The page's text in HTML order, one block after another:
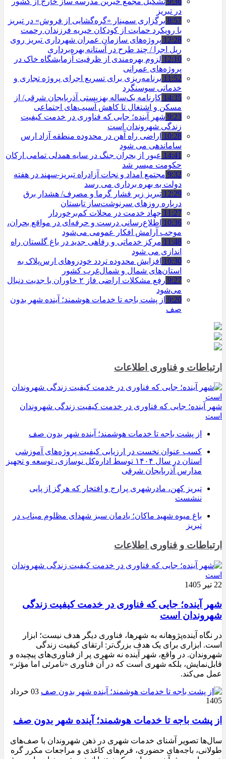
در تبریز
8:57 برگزاری سمینار «گره‌گشایی از فروش» در تبریز
با رویکرد حمایت از کودکان خیریه فرزندان رحمت
12:28 پروژه‌های سازمان عمران شهرداری تبریز روی
ریل اجرا / چند طرح در آستانه بهره‌برداری
12:10 لزوم بهره‌مندی از ظرفیت آزمایشگاه خاک در
پروژه‌های عمرانی
11:52 برنامه‌ریزی برای تسریع اجرای پروژه تجاری و
خدماتی سوسنگرد
14:35 کارنامه یک‌ساله بهزیستی آذربایجان شرقی/ از
مسکن و اشتغال تا کاهش آسیب‌های اجتماعی
9:23 شهر آینده؛ جایی که فناوری در خدمت کیفیت
زندگی شهروندان است
10:28 اراضی راه آهن در محدوده منطقه آزاد ارس
ساماندهی می شود
14:41 عبور از بحران جنگ در سایه همدلی تمامی ارکان
حکومت میسر شد
9:32 مجتمع امداد و نجات آزادراه تبریز-سهند در هفته
دولت به بهره ‌برداری می‌ رسد
12:29 تبریز زیر فشار گرما و مصرف/ هشدار برق
درباره روزهای سرنوشت‌ساز تابستان
11:27 جهاد خدمت در محلات کم‌برخوردار
10:36 اطلاع‌رسانی درست و حرفه‌ای در مواقع بحران،
موجب آرامش افکار عمومی می‌شود
11:48 مرکز خدماتی و رفاهی جدید در باغ گلستان راه
اندازی می شود
10:30 افزایش محدوده تردد خودروهای ارس‌پلاک به
استان‌های شمال و شمال‌غرب کشور
9:27
رفع مشکلات اراضی فاز ۲ خاوران با جدیت دنبال
می‌شود
9:20 از پشت باجه تا خدمات هوشمند؛ آینده شهر بدون
صف
ارتباطات و فناوری اطلاعات
شهر آینده؛ جایی که فناوری در خدمت کیفیت زندگی شهروندان
است
از پشت باجه تا خدمات هوشمند؛ آینده شهر بدون صف
کسب عنوان نخست در ارزیابی کیفیت پروژه‌های آموزشی
استان در سال ۱۴۰۴ توسط اداره‌کل نوسازی، توسعه و تجهیز
مدارس آذربایجان شرقی
تبریز کهن، مادرشهری پرارج و افتخار که هرگز از پایی
ننشست
باغ میوه شهید ماکان؛ یادمان سبز شهدای مظلوم میناب در
تبریز
ارتباطات و فناوری اطلاعات
22 تیر 1405
شهر آینده؛ جایی که فناوری در خدمت کیفیت زندگی
شهروندان است
در نگاه آینده‌پژوهانه به شهرها، فناوری دیگر هدف نیست؛ ابزار
است. ابزاری برای یک هدف بزرگ‌تر: ارتقای کیفیت زندگی
شهروندان. در واقع، شهر آینده نه شهری پر از فناوری‌های پیچیده و
قابل‌نمایش، بلکه شهری است که در آن فناوری «نامرئی اما مؤثر»
عمل می‌کند.
03 خرداد
1405
از پشت باجه تا خدمات هوشمند؛ آینده شهر بدون صف
سال‌ها تصویر آشنای خدمات شهری در ذهن شهروندان با صف‌های
طولانی، باجه‌های حضوری، فرم‌های کاغذی و مراجعات مکرر گره